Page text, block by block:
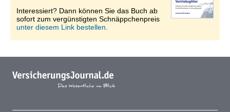
Interessiert? Dann können Sie das Buch ab
sofort zum vergünstigten Schnäppchenpreis
unter diesem Link bestellen.